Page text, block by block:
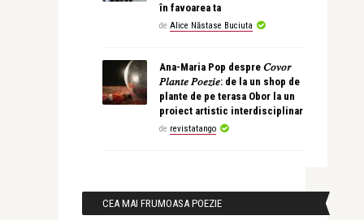
în favoarea ta
de Alice Năstase Buciuta
Ana-Maria Pop despre 𝐶𝑜𝑣𝑜𝑟
𝑃𝑙𝑎𝑛𝑡𝑒 𝑃𝑜𝑒𝑧𝑖𝑒: de la un shop de
plante de pe terasa Obor la un
proiect artistic interdisciplinar
de revistatango
CEA MAI FRUMOASA POEZIE